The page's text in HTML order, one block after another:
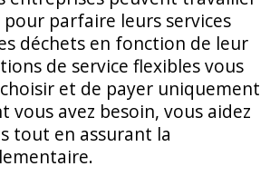
pour parfaire leurs services
déchets en fonction de leur
de service flexibles vous
et de payer uniquement
vous avez besoin, vous aidez
tout en assurant la